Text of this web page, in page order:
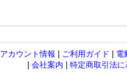
アカウント情報 ご利用ガイド
電
会社案内 特定商取引法